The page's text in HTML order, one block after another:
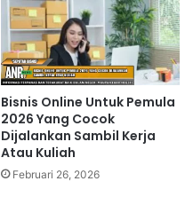
Bisnis Online Untuk Pemula
2026 Yang Cocok
Dijalankan Sambil Kerja
Atau Kuliah
Februari 26, 2026